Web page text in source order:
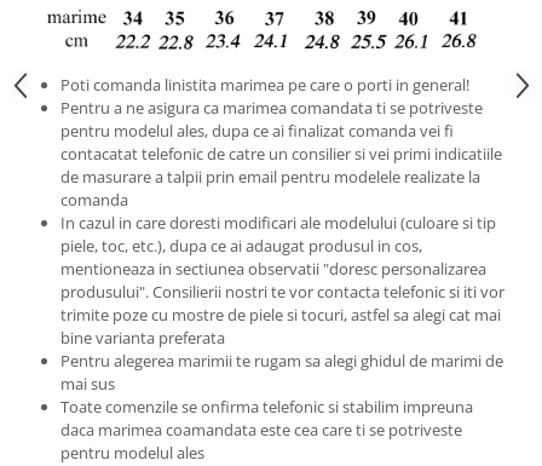
Poti comanda linistita marimea pe care o porti in general!
Pentru a ne asigura ca marimea comandata ti se potriveste
pentru modelul ales, dupa ce ai finalizat comanda vei fi
contacatat telefonic de catre un consilier si vei primi indicatiile
de masurare a talpii prin email pentru modelele realizate la
comanda
In cazul in care doresti modificari ale modelului (culoare si tip
piele, toc, etc.), dupa ce ai adaugat produsul in cos,
mentioneaza in sectiunea observatii "doresc personalizarea
produsului". Consilierii nostri te vor contacta telefonic si iti vor
trimite poze cu mostre de piele si tocuri, astfel sa alegi cat mai
bine varianta preferata
Pentru alegerea marimii te rugam sa alegi ghidul de marimi de
mai sus
Toate comenzile se onfirma telefonic si stabilim impreuna
daca marimea coamandata este cea care ti se potriveste
pentru modelul ales